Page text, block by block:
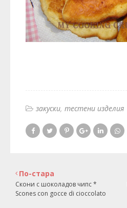
закуски тестени изделия
По-стара
Скони с шоколадов чипс *
Scones con gocce di cioccolato